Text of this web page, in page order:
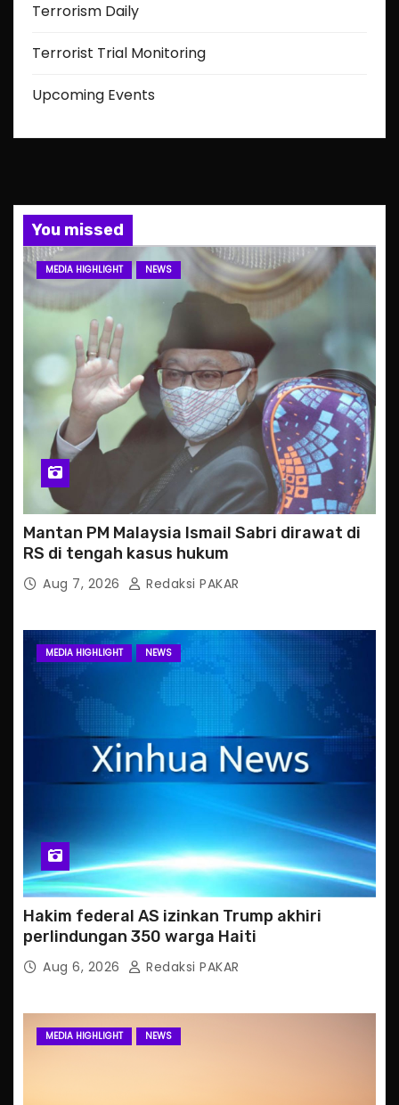
Terrorism Daily
Terrorist Trial Monitoring
Upcoming Events
You missed
MEDIA HIGHLIGHT NEWS
Mantan PM Malaysia Ismail Sabri dirawat di
RS di tengah kasus hukum
Aug 7, 2026 Redaksi PAKAR
MEDIA HIGHLIGHT NEWS
Hakim federal AS izinkan Trump akhiri
perlindungan 350 warga Haiti
Aug 6, 2026 Redaksi PAKAR
MEDIA HIGHLIGHT NEWS